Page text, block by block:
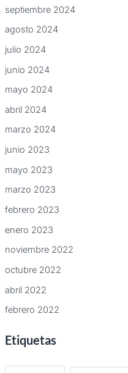
septiembre 2024
agosto 2024
julio 2024
junio 2024
mayo 2024
abril 2024
marzo 2024
junio 2023
mayo 2023
marzo 2023
febrero 2023
enero 2023
noviembre 2022
octubre 2022
abril 2022
febrero 2022
Etiquetas